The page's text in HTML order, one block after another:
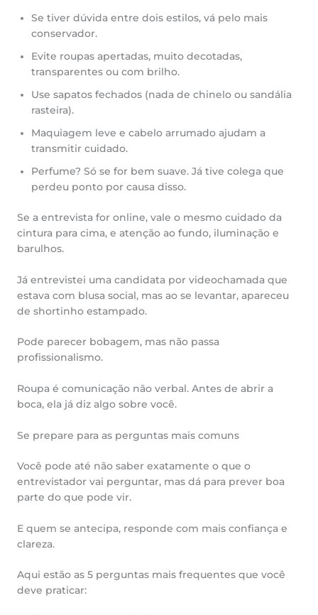
Se tiver dúvida entre dois estilos, vá pelo mais
conservador.
Evite roupas apertadas, muito decotadas,
transparentes ou com brilho.
Use sapatos fechados (nada de chinelo ou sandália
rasteira).
Maquiagem leve e cabelo arrumado ajudam a
transmitir cuidado.
Perfume? Só se for bem suave. Já tive colega que
perdeu ponto por causa disso.
Se a entrevista for online, vale o mesmo cuidado da
cintura para cima, e atenção ao fundo, iluminação e
barulhos.
Já entrevistei uma candidata por videochamada que
estava com blusa social, mas ao se levantar, apareceu
de shortinho estampado.
Pode parecer bobagem, mas não passa
profissionalismo.
Roupa é comunicação não verbal. Antes de abrir a
boca, ela já diz algo sobre você.
Se prepare para as perguntas mais comuns
Você pode até não saber exatamente o que o
entrevistador vai perguntar, mas dá para prever boa
parte do que pode vir.
E quem se antecipa, responde com mais confiança e
clareza.
Aqui estão as 5 perguntas mais frequentes que você
deve praticar: